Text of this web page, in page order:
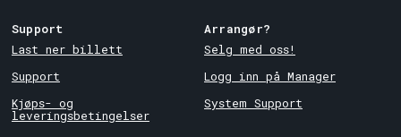
Support
Last ner billett
Support
Kjøps- og
leveringsbetingelser
Arrangør?
Selg med oss!
Logg inn på Manager
System Support